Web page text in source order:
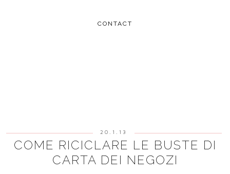
CONTACT
20.1.13
COME RICICLARE LE BUSTE DI
CARTA DEI NEGOZI